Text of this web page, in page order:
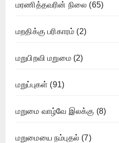
மரணித்தவரின் நிலை (65)
மறதிக்கு பரிகாரம் (2)
மறுபிறவி மறுமை(2)
மறுப்புகள் (91)
மறுமை வாழ்வே இலக்கு (8)
மறுமையை நம்புதல் (7)